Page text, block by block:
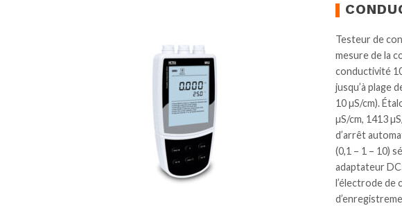
Testeur de
mesure de la
conductivité
jusqu’à plage
10 µS/cm).
µS/cm, 1413
d’arrêt
(0,1 – 1 – 10)
adaptateur
l’électrode de